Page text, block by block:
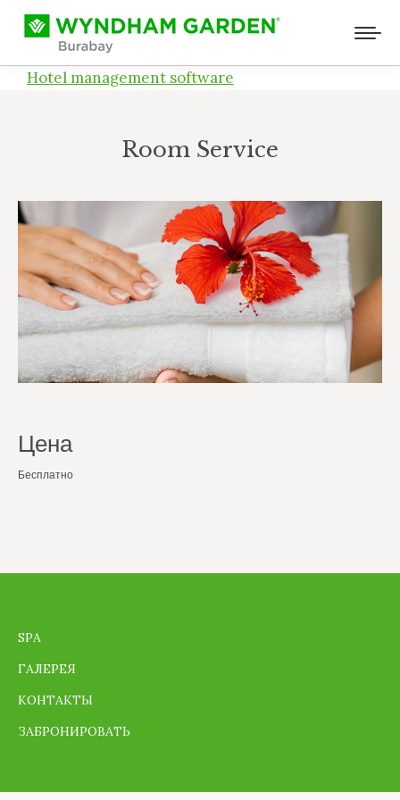
Hotel management software
Room Service
Цена
Бесплатно
SPA
ГАЛЕРЕЯ
КОНТАКТЫ
ЗАБРОНИРОВАТЬ